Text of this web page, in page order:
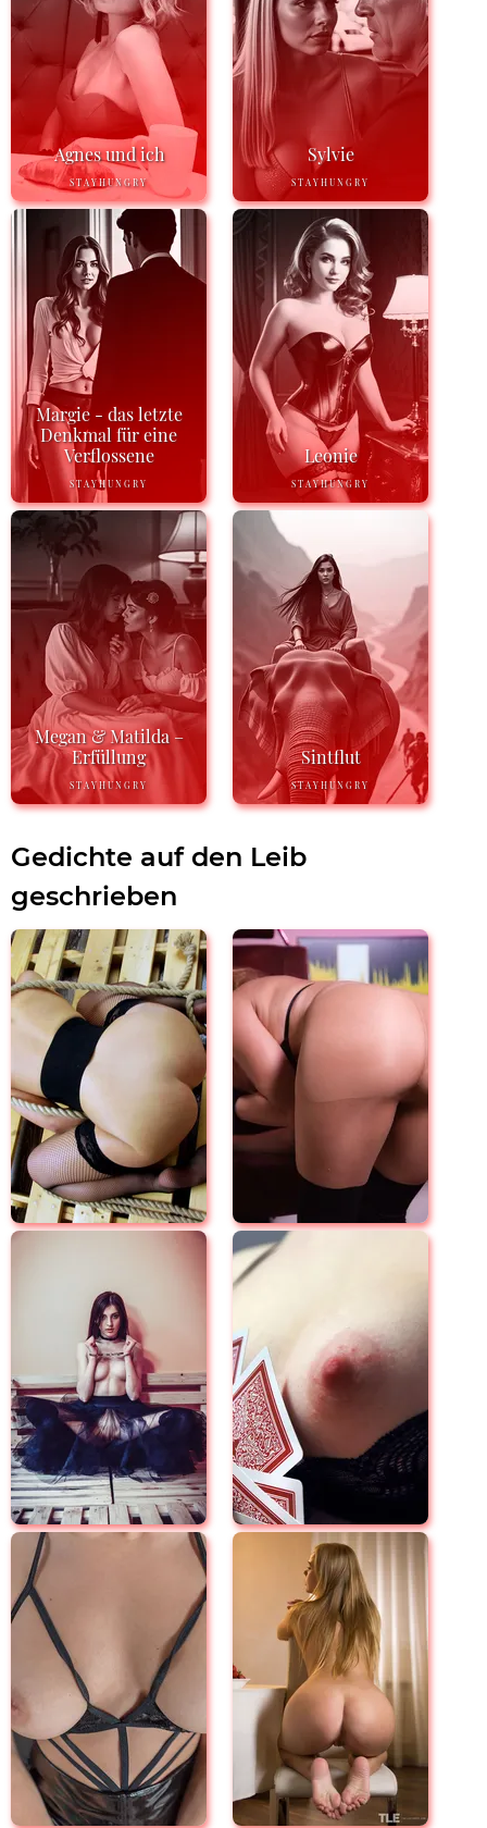
Agnes und ich
STAYHUNGRY
Sylvie
STAYHUNGRY
Margie - das letzte
Denkmal für eine
Verflossene
STAYHUNGRY
Leonie
STAYHUNGRY
Megan & Matilda –
Erfüllung
STAYHUNGRY
Sintflut
STAYHUNGRY
Gedichte auf den Leib
geschrieben